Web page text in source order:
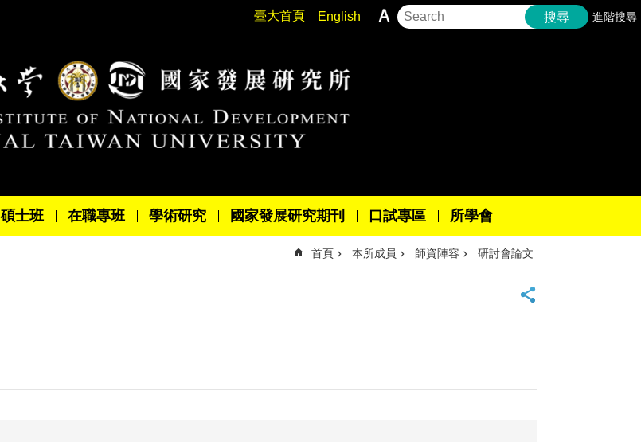
臺大首頁 English 搜尋 進階搜尋
碩士班 在職專班 學術研究 國家發展研究期刊 口試專區 所學會
首頁 本所成員 師資陣容 研討會論文